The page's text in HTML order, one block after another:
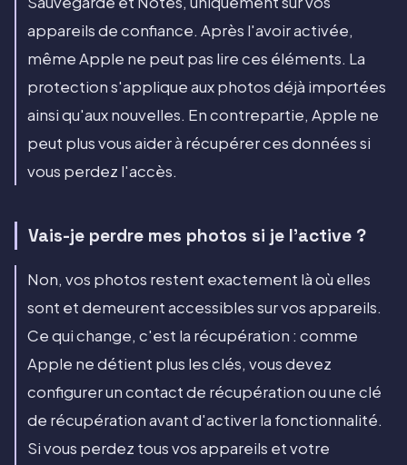
appareils de confiance. Après l'avoir activée,
même Apple ne peut pas lire ces éléments. La
protection s'applique aux photos déjà importées
ainsi qu'aux nouvelles. En contrepartie, Apple ne
peut plus vous aider à récupérer ces données si
vous perdez l'accès.
Vais-je perdre mes photos si je l'active ?
Non, vos photos restent exactement là où elles
sont et demeurent accessibles sur vos appareils.
Ce qui change, c'est la récupération : comme
Apple ne détient plus les clés, vous devez
configurer un contact de récupération ou une clé
de récupération avant d'activer la fonctionnalité.
Si vous perdez tous vos appareils et votre